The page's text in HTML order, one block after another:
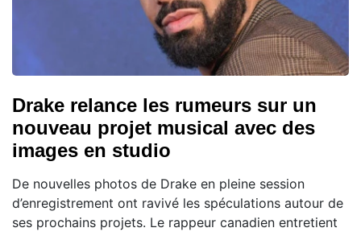
Drake relance les rumeurs sur un
nouveau projet musical avec des
images en studio
De nouvelles photos de Drake en pleine session
d’enregistrement ont ravivé les spéculations autour de
ses prochains projets. Le rappeur canadien entretient